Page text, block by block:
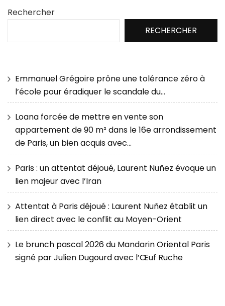
Rechercher
RECHERCHER
Emmanuel Grégoire prône une tolérance zéro à
l’école pour éradiquer le scandale du…
Loana forcée de mettre en vente son
appartement de 90 m² dans le 16e arrondissement
de Paris, un bien acquis avec…
Paris : un attentat déjoué, Laurent Nuñez évoque un
lien majeur avec l’Iran
Attentat à Paris déjoué : Laurent Nuñez établit un
lien direct avec le conflit au Moyen-Orient
Le brunch pascal 2026 du Mandarin Oriental Paris
signé par Julien Dugourd avec l’Œuf Ruche